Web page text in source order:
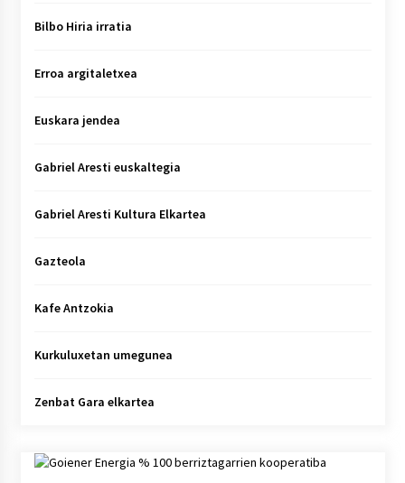
Bilbo Hiria irratia
Erroa argitaletxea
Euskara jendea
Gabriel Aresti euskaltegia
Gabriel Aresti Kultura Elkartea
Gazteola
Kafe Antzokia
Kurkuluxetan umegunea
Zenbat Gara elkartea